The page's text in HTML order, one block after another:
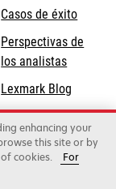
Casos de éxito
Perspectivas de
los analistas
Lexmark Blog
de Xerox
enhancing your
this site or by
cookies.
For